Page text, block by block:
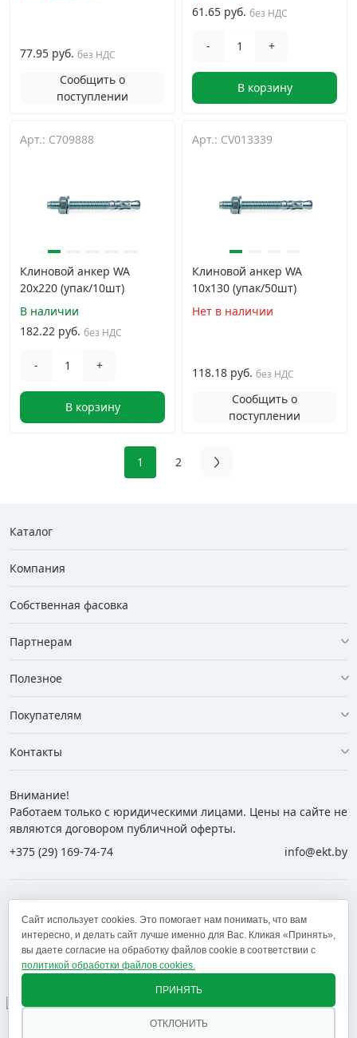
77.95 руб. без НДС
Сообщить о
поступлении
61.65 руб. без НДС
- +
В корзину
Арт.: C709888
Клиновой анкер WA
20х220 (упак/10шт)
В наличии
182.22 руб. без НДС
- +
В корзину
Арт.: CV013339
Клиновой анкер WA
10х130 (упак/50шт)
Нет в наличии
118.18 руб. без НДС
Сообщить о
поступлении
1 2
Каталог
Компания
Собственная фасовка
Партнерам
Полезное
Покупателям
Контакты
Внимание!
Работаем только с юридическими лицами. Цены на сайте не
являются договором публичной оферты.
+375 (29) 169-74-74
info@ekt.by
+375 (17) 269-74-74
zakaz@ekt.by
Оставить отзыв
Сайт использует cookies. Это помогает нам понимать, что вам
интересно, и делать сайт лучше именно для Вас. Кликая «Принять»,
вы даете согласие на обработку файлов cookie в соответствии с
политикой обработки файлов cookies.
ОТКЛОНИТЬ
ПРИНЯТЬ